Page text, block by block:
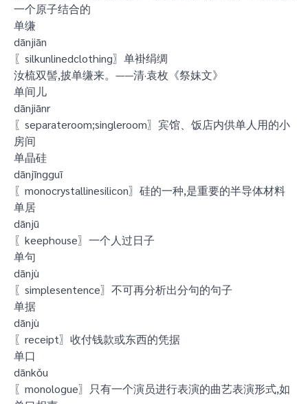
一个原子结合的
单缣
dānjiān
〖silkunlinedclothing〗单褂绢绸
汝梳双髻,披单缣来。——清·袁枚《祭妹文》
单间儿
dānjiānr
〖separateroom;singleroom〗宾馆、饭店内供单人用的小
房间
单晶硅
dānjīngguī
〖monocrystallinesilicon〗硅的一种,是重要的半导体材料
单居
dānjū
〖keephouse〗一个人过日子
单句
dānjù
〖simplesentence〗不可再分析出分句的句子
单据
dānjù
〖receipt〗收付钱款或东西的凭据
单口
dānkǒu
〖monologue〗只有一个演员进行表演的曲艺表演形式,如